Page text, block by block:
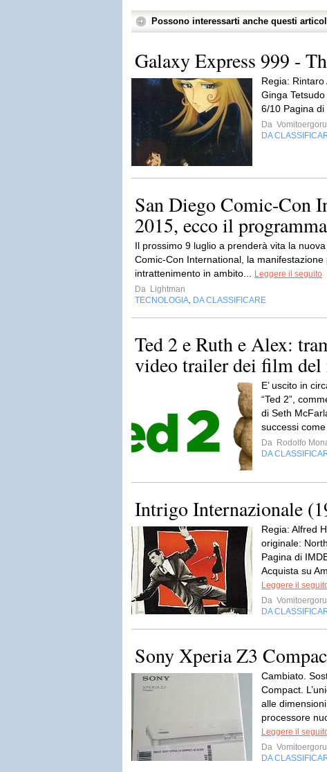
Possono interessarti anche questi
Galaxy Express 999 -
Regia:
Ginga
6/10 Pagina di
Da
DA
San Diego Comic-Con
2015, ecco il
Il prossimo 9 luglio a prenderà vita la
Comic-Con International, la
intrattenimento in ambito...
Leggere il seguito
Da Lightman
TECNOLOGIA DA CLASSIFICARE
Ted 2 e Ruth e Alex:
video trailer dei film del
E’ uscito in
“Ted 2”,
di Seth
successi
Da Rodolfo
DA
Intrigo Internazionale
Regia: Alfred
originale:
Pagina di
Acquista su
Leggere il
Da
DA
Sony Xperia Z3
Cambiato.
Compact.
alle
processore
Leggere il
Da
DA